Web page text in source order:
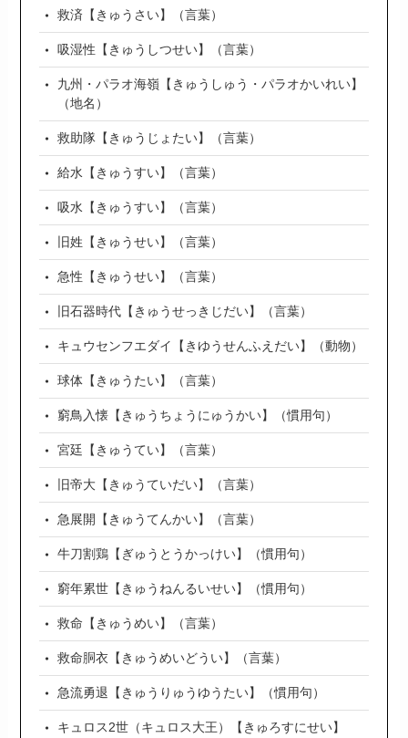
救済【きゅうさい】（言葉）
吸湿性【きゅうしつせい】（言葉）
九州・パラオ海嶺【きゅうしゅう・パラオかいれい】
（地名）
救助隊【きゅうじょたい】（言葉）
給水【きゅうすい】（言葉）
吸水【きゅうすい】（言葉）
旧姓【きゅうせい】（言葉）
急性【きゅうせい】（言葉）
旧石器時代【きゅうせっきじだい】（言葉）
キュウセンフエダイ【きゆうせんふえだい】（動物）
球体【きゅうたい】（言葉）
窮鳥入懐【きゅうちょうにゅうかい】（慣用句）
宮廷【きゅうてい】（言葉）
旧帝大【きゅうていだい】（言葉）
急展開【きゅうてんかい】（言葉）
牛刀割鶏【ぎゅうとうかっけい】（慣用句）
窮年累世【きゅうねんるいせい】（慣用句）
救命【きゅうめい】（言葉）
救命胴衣【きゅうめいどうい】（言葉）
急流勇退【きゅうりゅうゆうたい】（慣用句）
キュロス2世（キュロス大王）【きゅろすにせい】